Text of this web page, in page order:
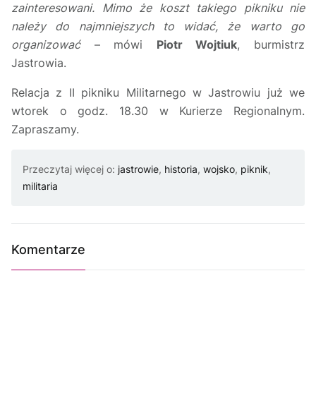
zainteresowani. Mimo że koszt takiego pikniku nie
należy do najmniejszych to widać, że warto go
organizować– mówi Piotr Wojtiuk, burmistrz
Jastrowia.
Relacja z II pikniku Militarnego w Jastrowiu już we
wtorek o godz. 18.30 w Kurierze Regionalnym.
Zapraszamy.
Przeczytaj więcej o: jastrowie, historia, wojsko, piknik,
militaria
Komentarze